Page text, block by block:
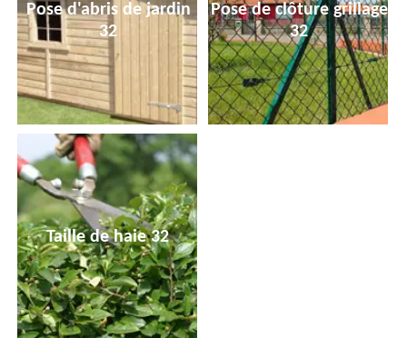
Pose d'abris de jardin
32
Pose de clôture grillage
32
Taille de haie 32